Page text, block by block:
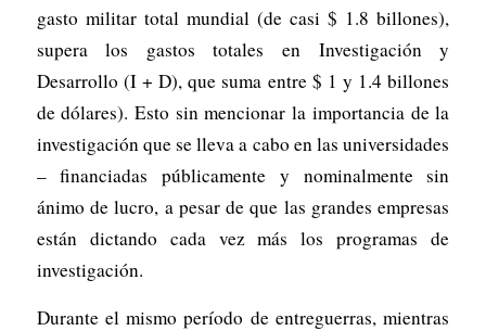
gasto militar total mundial (de casi $ 1.8 billones),
supera los gastos totales en Investigación y
Desarrollo (I + D), que suma entre $ 1 y 1.4 billones
de dólares). Esto sin mencionar la importancia de la
investigación que se lleva a cabo en las universidades
– financiadas públicamente y nominalmente sin
ánimo de lucro, a pesar de que las grandes empresas
están dictando cada vez más los programas de
investigación.
Durante el mismo período de entreguerras, mientras